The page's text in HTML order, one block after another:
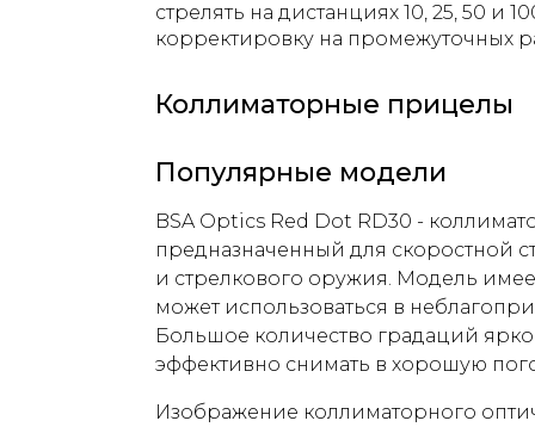
стрелять на дистанциях 10, 25, 50 и
корректировку на промежуточных
Коллиматорные прицелы
Популярные модели
BSA Optics Red Dot RD30 -
предназначенный для скоростной
и стрелкового оружия. Модель
может использоваться в
Большое количество градаций
эффективно снимать в хорошую
Изображение коллиматорного